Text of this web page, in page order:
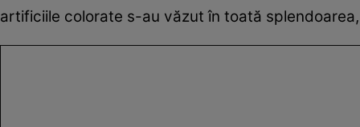
artificiile colorate s-au văzut în toată